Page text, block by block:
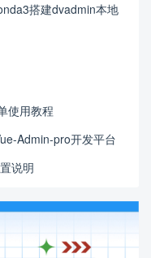
搭建dvadmin本地
使用教程
Admin-pro开发平台
说明